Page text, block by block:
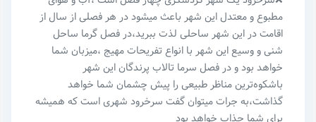
مطبوع و‌ معتدل این شهر باعث میشود در هر فصلی از سال از
اقامت در این شهر ساحلی لذت ببرید،در فصل گرما ساحل
شنی و وسیع این شهر با انواع تفریحات مهیج ،میزبان شما
خواهد بود و در فصل سرما تالاب پرندگان این شهر
باشکوه‌ترین مناظر طبیعی را پیش چشمان شما خواهد
گذاشت،به جرات میتوان گفت سرخرود شهری است که همیشه
برای شما جذاب خواهد بود